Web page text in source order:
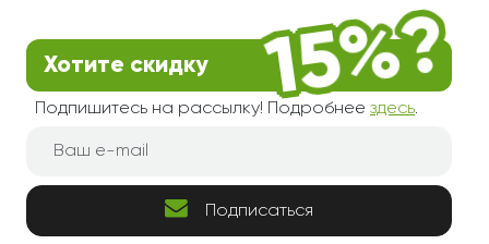
Хотите скидку
Подпишитесь на рассылку! Подробнее здесь.
Подписаться